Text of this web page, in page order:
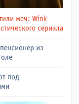
меч: Wink
сериала
из
под